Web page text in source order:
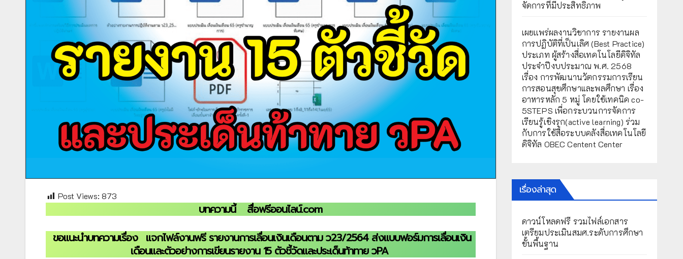
Post Views: 873
บทความนี้
สื่อฟรีออนไลน์.com
ขอแนะนำบทความเรื่อง แจกไฟล์งานฟรี รายงานการเลื่อนเงินเดือนตาม ว23/2564 ส่งแบบฟอร์มการเลื่อนเงิน
เดือนและตัวอย่างการเขียนรายงาน 15 ตัวชี้วัดและประเด็นท้าทาย วPA
จัดการที่มีประสิทธิภาพ
เผยเเพร่ผลงานวิชาการ รายงานผล
การปฏิบัติที่เป็นเลิศ (Best Practice)
ประเภท ผู้สร้างสื่อเทคโนโลยีดิจิทัล
ประจำปีงบประมาณ พ.ศ. 2568
เรื่อง การพัฒนานวัตกรรมการเรียน
การสอนสุขศึกษาและพลศึกษา เรื่อง
อาหารหลัก 5 หมู่ โดยใช้เทคนิค co-
5STEPS เพื่อกระบวนการจัดการ
เรียนรู้เชิงรุก(active learning) ร่วม
กับการใช้สื่อระบบคลังสื่อเทคโนโลยี
ดิจิทัล OBEC Centent Center
เรื่องล่าสุด
ดาวน์โหลดฟรี รวมไฟล์เอกสาร
เตรียมประเมินสมศ.ระดับการศึกษา
ขั้นพื้นฐาน